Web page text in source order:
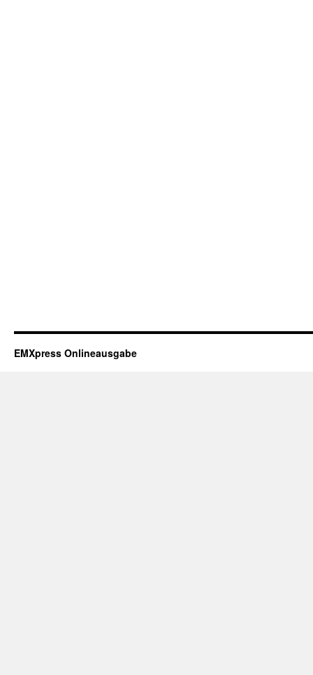
EMXpress Onlineausgabe